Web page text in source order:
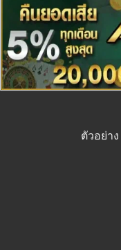
ตัวอย่าง